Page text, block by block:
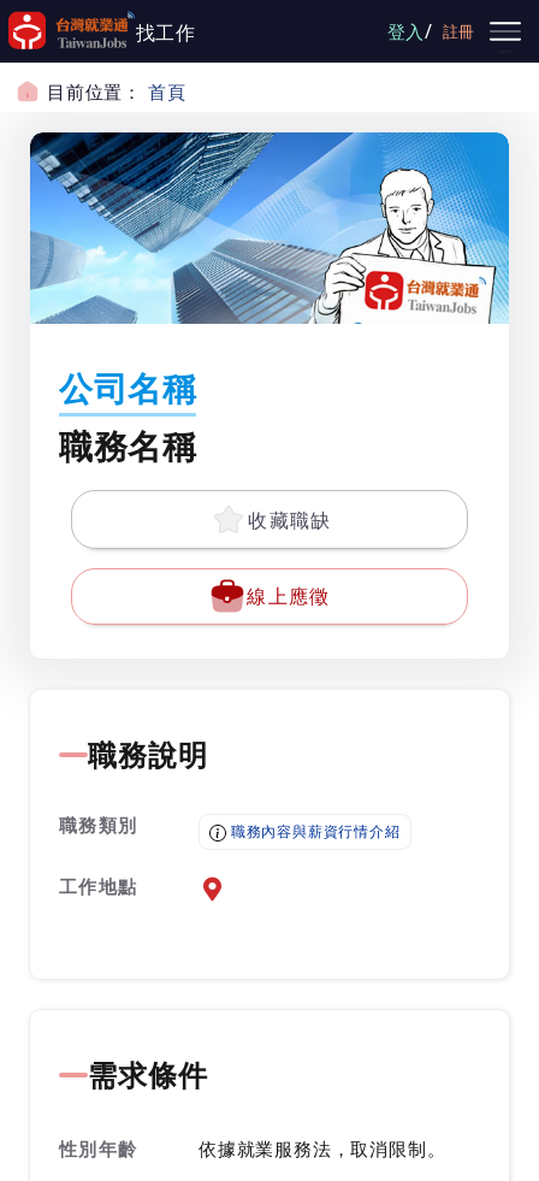
跳到主要內容
找工作 登入/ 註冊
目前位置： 首頁
公司名稱
職務名稱
收藏職缺
線上應徵
職務說明
職務類別 職務內容與薪資行情介紹
工作地點 前往查看地圖
需求條件
性別年齡 依據就業服務法，取消限制。